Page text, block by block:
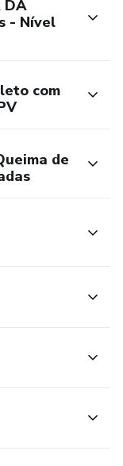
plataforma
para que você
Sempre
de assuntos
DA
- Nível
com
de